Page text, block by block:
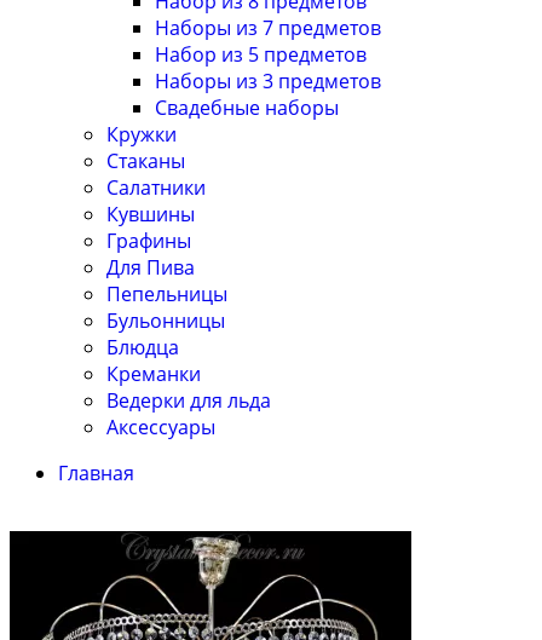
Наборы из 7 предметов
Набор из 5 предметов
Наборы из 3 предметов
Свадебные наборы
Кружки
Стаканы
Салатники
Кувшины
Графины
Для Пива
Пепельницы
Бульонницы
Блюдца
Креманки
Ведерки для льда
Аксессуары
Главная